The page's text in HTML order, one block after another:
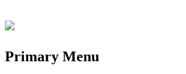
Primary Menu